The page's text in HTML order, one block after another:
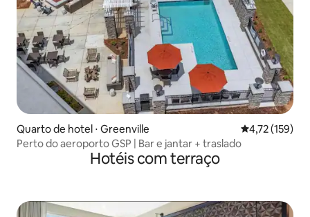
Quarto de hotel ⋅ Greenville 4,72 de uma
4,72 (159)
Perto do aeroporto GSP | Bar e jantar + traslado
Hotéis com terraço